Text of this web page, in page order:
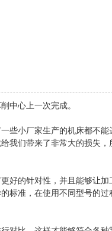
心上一次完成。
小厂家生产的机床都不能
我们带来了非常大的损失
的针对性，并且能够让加
标准，在使用不同型号的